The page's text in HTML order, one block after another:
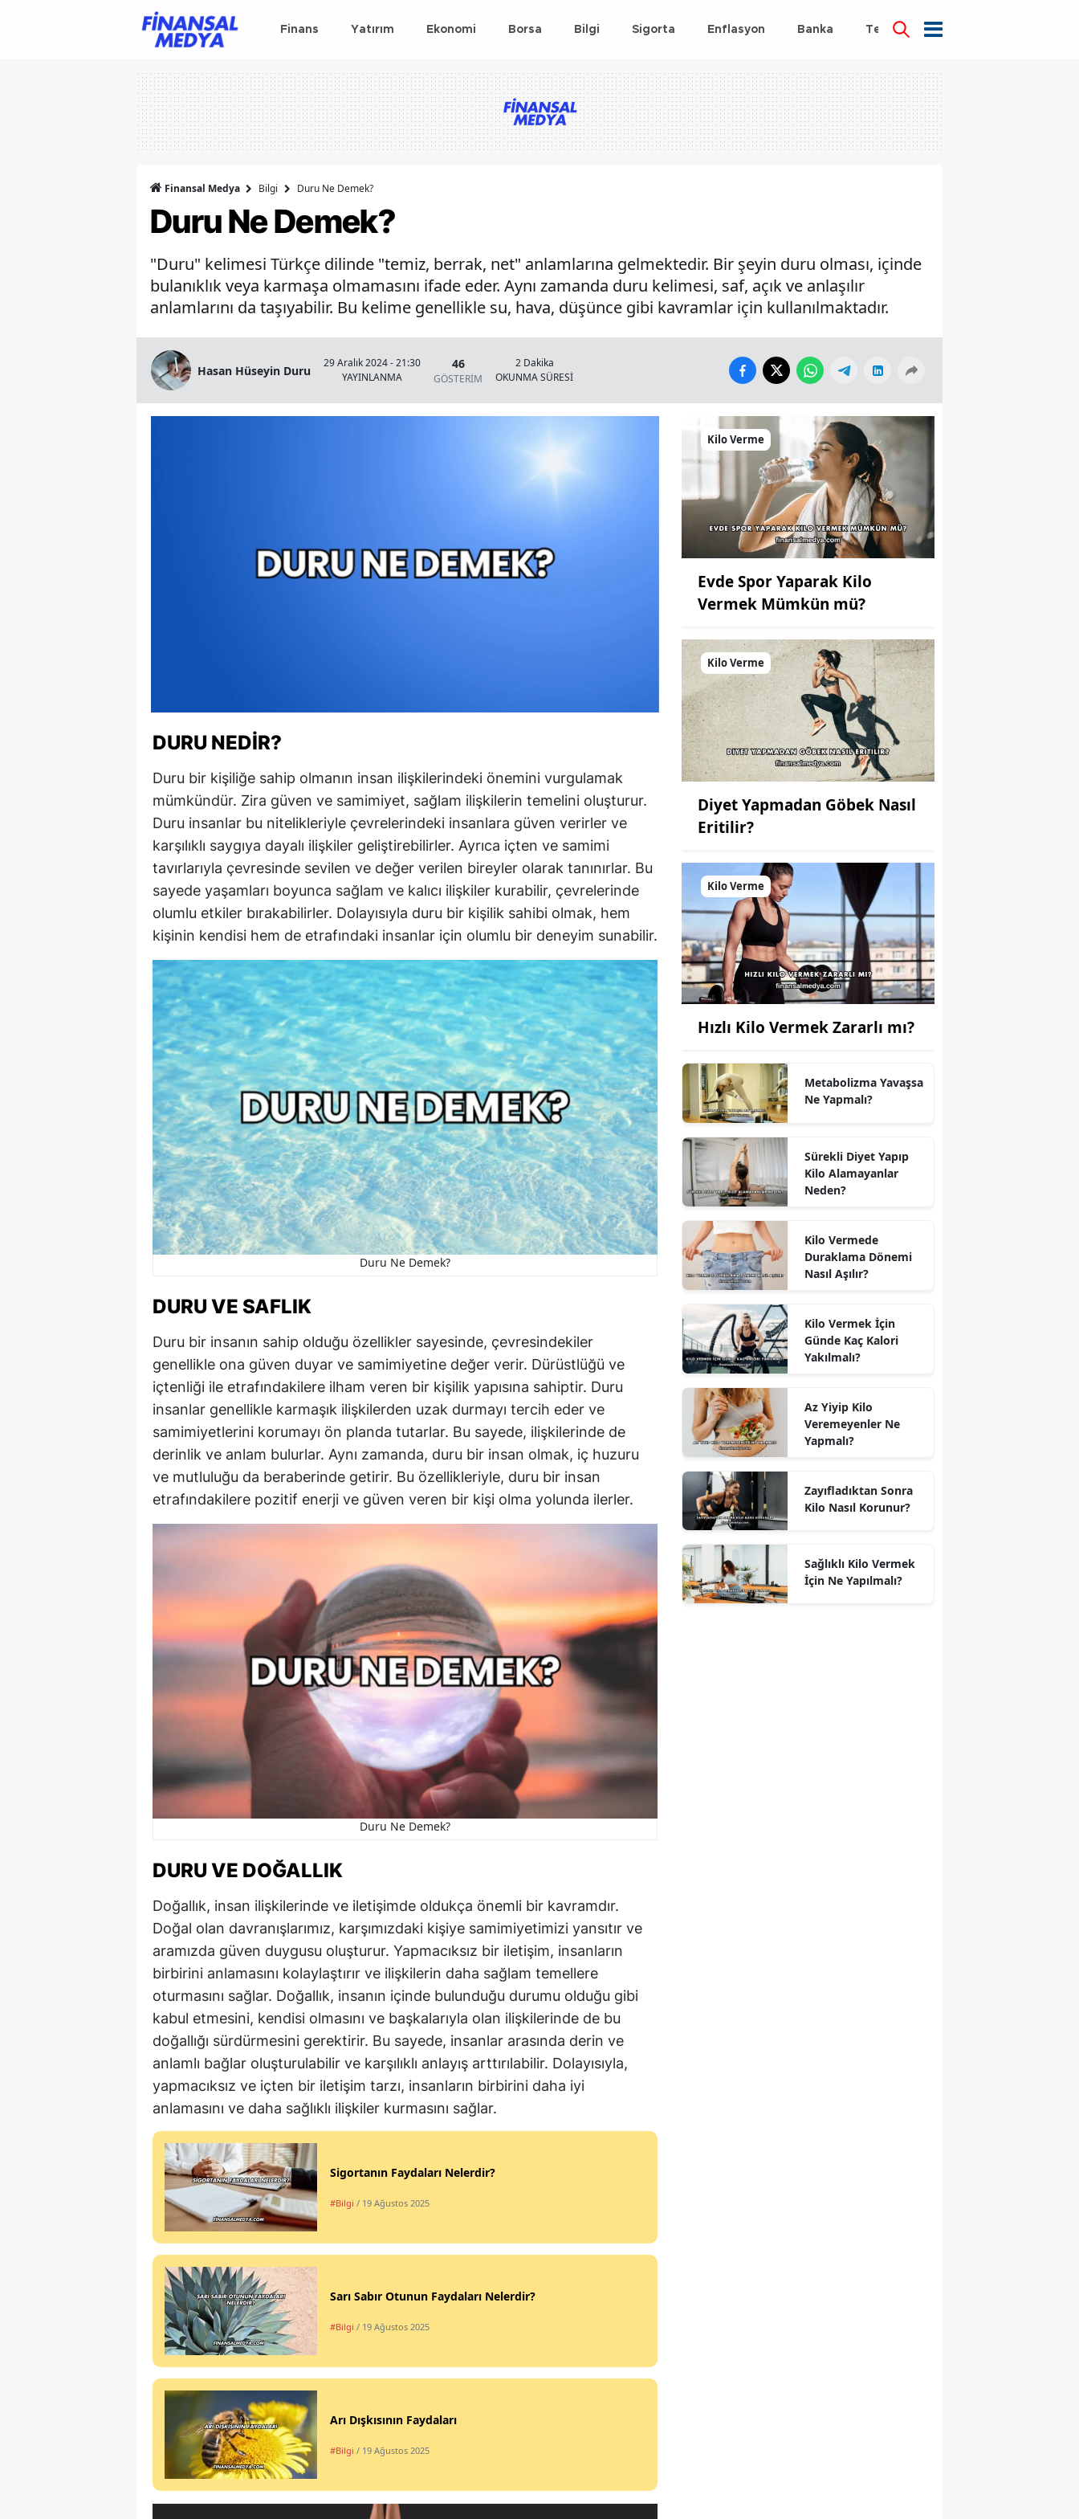
Finans Yatırım Ekonomi Borsa Bilgi Sigorta Enflasyon Banka Teknoloji
Finansal Medya Bilgi Duru Ne Demek?
Duru Ne Demek?
"Duru" kelimesi Türkçe dilinde "temiz, berrak, net" anlamlarına gelmektedir. Bir şeyin duru olması, içinde
bulanıklık veya karmaşa olmamasını ifade eder. Aynı zamanda duru kelimesi, saf, açık ve anlaşılır
anlamlarını da taşıyabilir. Bu kelime genellikle su, hava, düşünce gibi kavramlar için kullanılmaktadır.
Hasan Hüseyin Duru
29 Aralık 2024 - 21:30
YAYINLANMA
46
GÖSTERİM
2 Dakika
OKUNMA SÜRESİ
DURU NEDIR?
Duru bir kişiliğe sahip olmanın insan ilişkilerindeki önemini vurgulamak
mümkündür. Zira güven ve samimiyet, sağlam ilişkilerin temelini oluşturur.
Duru insanlar bu nitelikleriyle çevrelerindeki insanlara güven verirler ve
karşılıklı saygıya dayalı ilişkiler geliştirebilirler. Ayrıca içten ve samimi
tavırlarıyla çevresinde sevilen ve değer verilen bireyler olarak tanınırlar. Bu
sayede yaşamları boyunca sağlam ve kalıcı ilişkiler kurabilir, çevrelerinde
olumlu etkiler bırakabilirler. Dolayısıyla duru bir kişilik sahibi olmak, hem
kişinin kendisi hem de etrafındaki insanlar için olumlu bir deneyim sunabilir.
Duru Ne Demek?
DURU VE SAFLIK
Duru bir insanın sahip olduğu özellikler sayesinde, çevresindekiler
genellikle ona güven duyar ve samimiyetine değer verir. Dürüstlüğü ve
içtenliği ile etrafındakilere ilham veren bir kişilik yapısına sahiptir. Duru
insanlar genellikle karmaşık ilişkilerden uzak durmayı tercih eder ve
samimiyetlerini korumayı ön planda tutarlar. Bu sayede, ilişkilerinde de
derinlik ve anlam bulurlar. Aynı zamanda, duru bir insan olmak, iç huzuru
ve mutluluğu da beraberinde getirir. Bu özellikleriyle, duru bir insan
etrafındakilere pozitif enerji ve güven veren bir kişi olma yolunda ilerler.
Duru Ne Demek?
DURU VE DOĞALLIK
Doğallık, insan ilişkilerinde ve iletişimde oldukça önemli bir kavramdır.
Doğal olan davranışlarımız, karşımızdaki kişiye samimiyetimizi yansıtır ve
aramızda güven duygusu oluşturur. Yapmacıksız bir iletişim, insanların
birbirini anlamasını kolaylaştırır ve ilişkilerin daha sağlam temellere
oturmasını sağlar. Doğallık, insanın içinde bulunduğu durumu olduğu gibi
kabul etmesini, kendisi olmasını ve başkalarıyla olan ilişkilerinde de bu
doğallığı sürdürmesini gerektirir. Bu sayede, insanlar arasında derin ve
anlamlı bağlar oluşturulabilir ve karşılıklı anlayış arttırılabilir. Dolayısıyla,
yapmacıksız ve içten bir iletişim tarzı, insanların birbirini daha iyi
anlamasını ve daha sağlıklı ilişkiler kurmasını sağlar.
Sigortanın Faydaları Nelerdir?
#Bilgi / 19 Ağustos 2025
Sarı Sabır Otunun Faydaları Nelerdir?
#Bilgi / 19 Ağustos 2025
Arı Dışkısının Faydaları
#Bilgi / 19 Ağustos 2025
Kilo Verme
Evde Spor Yaparak Kilo
Vermek Mümkün mü?
Kilo Verme
Diyet Yapmadan Göbek Nasıl
Eritilir?
Kilo Verme
Hızlı Kilo Vermek Zararlı mı?
Metabolizma Yavaşsa
Ne Yapmalı?
Sürekli Diyet Yapıp
Kilo Alamayanlar
Neden?
Kilo Vermede
Duraklama Dönemi
Nasıl Aşılır?
Kilo Vermek İçin
Günde Kaç Kalori
Yakılmalı?
Az Yiyip Kilo
Veremeyenler Ne
Yapmalı?
Zayıfladıktan Sonra
Kilo Nasıl Korunur?
Sağlıklı Kilo Vermek
İçin Ne Yapılmalı?